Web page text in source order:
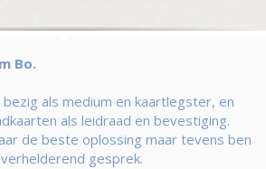
Bo.
als medium en kaartlegster, en
als leidraad en bevestiging.
de beste oplossing maar tevens ben
gesprek.